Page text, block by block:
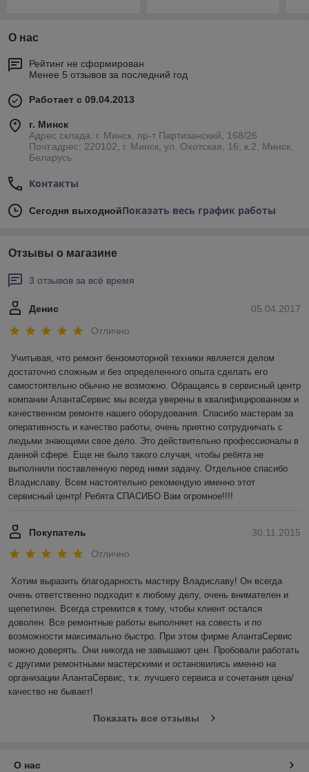
О нас
Рейтинг не сформирован
Менее 5 отзывов за последний год
Работает с 09.04.2013
г. Минск
Адрес склада: г. Минск, пр-т Партизанский, 168/26
Почт.адрес: 220102, г. Минск, ул. Охотская, 16, к.2, Минск,
Беларусь
Контакты
Сегодня выходнойПоказать весь график работы
Отзывы о магазине
3 отзывов за всё время
05.04.2017
Денис
Отлично
Учитывая, что ремонт бензомоторной техники является делом
достаточно сложным и без определенного опыта сделать его
самостоятельно обычно не возможно. Обращаясь в сервисный центр
компании АлантаСервис мы всегда уверены в квалифицированном и
качественном ремонте нашего оборудования. Спасибо мастерам за
оперативность и качество работы, очень приятно сотрудничать с
людьми знающими свое дело. Это действительно профессионалы в
данной сфере. Еще не было такого случая, чтобы ребята не
выполнили поставленную перед ними задачу. Отдельное спасибо
Владиславу. Всем настоятельно рекомендую именно этот
сервисный центр! Ребята СПАСИБО Вам огромное!!!!
30.11.2015
Покупатель
Отлично
Хотим выразить благодарность мастеру Владиславу! Он всегда
очень ответственно подходит к любому делу, очень внимателен и
щепетилен. Всегда стремится к тому, чтобы клиент остался
доволен. Все ремонтные работы выполняет на совесть и по
возможности максимально быстро. При этом фирме АлантаСервис
можно доверять. Они никогда не завышают цен. Пробовали работать
с другими ремонтными мастерскими и остановились именно на
организации АлантаСервис, т.к. лучшего сервиса и сочетания цена/
качество не бывает!
Показать все отзывы
О нас